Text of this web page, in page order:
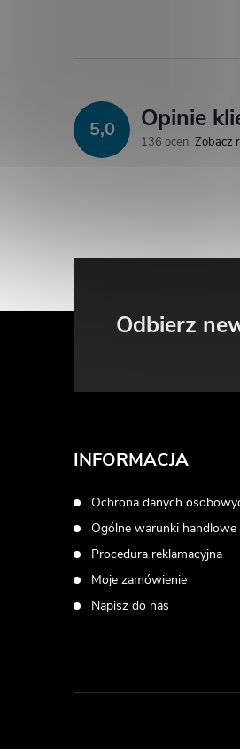
5,0 Opinie
136 ocen Zobacz
Odbierz
INFORMACJA
Ochrona danych
Ogólne warunki handlowe
Procedura reklamacyjna
Moje zamówienie
Napisz do nas